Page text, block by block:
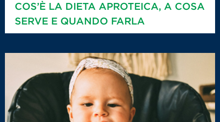
COS’È LA DIETA APROTEICA, A COSA
SERVE E QUANDO FARLA